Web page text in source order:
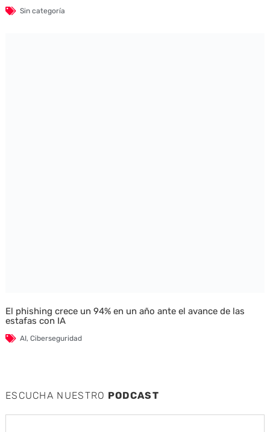
Sin categoría
El phishing crece un 94% en un año ante el avance de las
estafas con IA
AI, Ciberseguridad
ESCUCHA NUESTRO PODCAST